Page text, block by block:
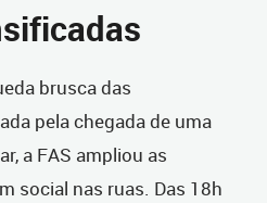
brusca das
pela chegada de uma
a FAS ampliou as
social nas ruas. Das 18h